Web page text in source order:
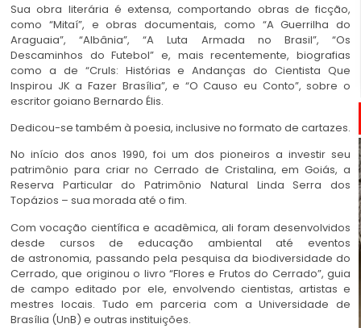
Sua obra literária é extensa, comportando obras de ficção,
como “Mitaí”, e obras documentais, como “A Guerrilha do
Araguaia”, “Albânia”, “A Luta Armada no Brasil”, “Os
Descaminhos do Futebol” e, mais recentemente, biografias
como a de “Cruls: Histórias e Andanças do Cientista Que
Inspirou JK a Fazer Brasília”, e “O Causo eu Conto”, sobre o
escritor goiano Bernardo Élis.
Dedicou-se também à poesia, inclusive no formato de cartazes.
No início dos anos 1990, foi um dos pioneiros a investir seu
patrimônio para criar no Cerrado de Cristalina, em Goiás, a
Reserva Particular do Patrimônio Natural Linda Serra dos
Topázios – sua morada até o fim.
Com vocação científica e acadêmica, ali foram desenvolvidos
desde cursos de educação ambiental até eventos
de astronomia, passando pela pesquisa da biodiversidade do
Cerrado, que originou o livro “Flores e Frutos do Cerrado”, guia
de campo editado por ele, envolvendo cientistas, artistas e
mestres locais. Tudo em parceria com a Universidade de
Brasília (UnB) e outras instituições.